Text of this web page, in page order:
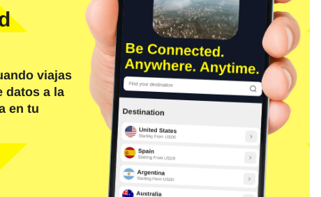
viajas
datos a la
en tuCerrar ventana emergente